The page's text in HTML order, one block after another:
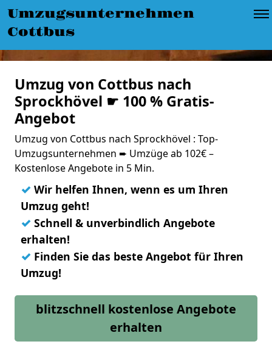
Umzugsunternehmen
Cottbus
Umzug von Cottbus nach
Sprockhövel ☛ 100 % Gratis-
Angebot
Umzug von Cottbus nach Sprockhövel : Top-
Umzugsunternehmen ➨ Umzüge ab 102€ –
Kostenlose Angebote in 5 Min.
✓ Wir helfen Ihnen, wenn es um Ihren
Umzug geht!
✓ Schnell & unverbindlich Angebote
erhalten!
✓ Finden Sie das beste Angebot für Ihren
Umzug!
blitzschnell kostenlose Angebote
erhalten